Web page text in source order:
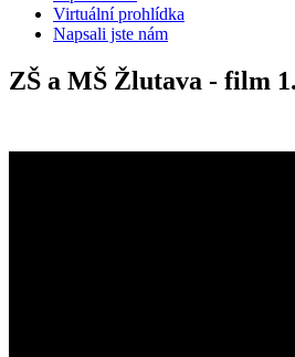
Virtuální prohlídka
Napsali jste nám
ZŠ a MŠ Žlutava - film